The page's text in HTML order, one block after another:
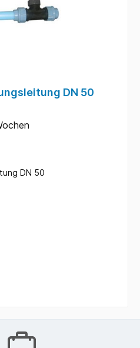
DN 50
DN 50